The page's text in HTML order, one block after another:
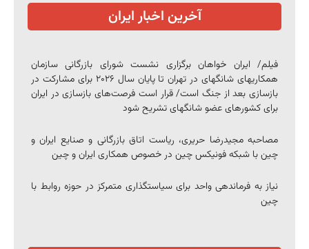
آخرین اخبار ایران
فیلم/ ایران خواهان برگزاری نشست شورای بازرگانی سازمان
همکاری‎های شانگهای در تهران تا پایان سال ۲۰۲۶ برای مشارکت در
بازسازی بعد از جنگ است/ قرار است فرصت‌های بازسازی در ایران
برای کشورهای عضو شانگهای تشریح شود
مصاحبه مجیدرضا حریری، ریاست اتاق بازرگانی و صنایع ایران و
چین با شبکه فونیکس چین در خصوص همکاری ایران و چین
نیاز به فرماندهی واحد برای سیاستگذاری متمرکز در حوزه روابط با
چین